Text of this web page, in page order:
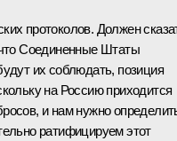
протоколов. Должен
Соединенные Штаты
их соблюдать, позиция
на Россию приходится
и нам нужно
ратифицируем этот